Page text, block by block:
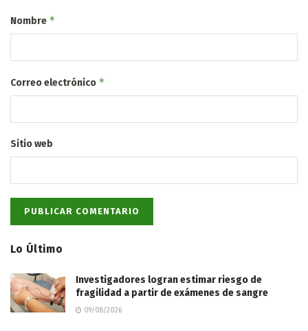
Nombre *
Correo electrónico *
Sitio web
Lo Último
Investigadores logran estimar riesgo de
fragilidad a partir de exámenes de sangre
09/08/2026